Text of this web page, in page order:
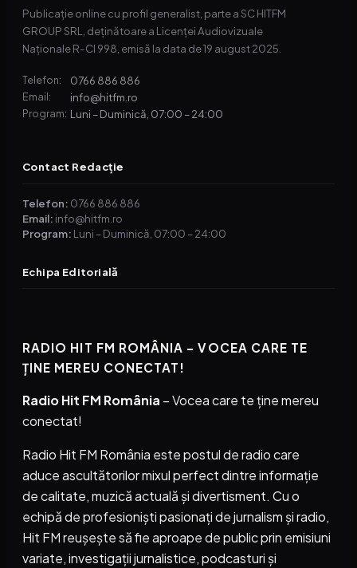
Publicație online cu profil generalist, parte a SC HITFM
GROUP SRL, deținătoare a Licenței Audiovizuale
Naționale R-CI 998, emisă la data de 19 august 2025.
Telefon: 0766 886 886
Email: info@hitfm.ro
Program: Luni – Duminică, 07:00 – 24:00
Contact Redacție
Telefon: 0766 886 886
Email: info@hitfm.ro
Program: Luni – Duminică, 07:00 – 24:00
Echipa Editorială
RADIO HIT FM ROMÂNIA – VOCEA CARE TE
ȚINE MEREU CONECTAT!
Radio Hit FM România – Vocea care te ține mereu
conectat!
Radio Hit FM România este postul de radio care
aduce ascultătorilor mixul perfect dintre informație
de calitate, muzică actuală și divertisment. Cu o
echipă de profesioniști pasionați de jurnalism și radio,
Hit FM reușește să fie aproape de public prin emisiuni
variate, investigații jurnalistice, podcasturi și